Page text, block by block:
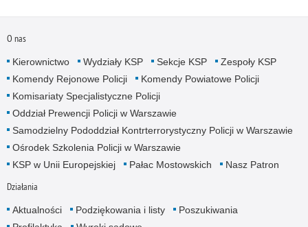
O nas
Kierownictwo Wydziały KSP Sekcje KSP
Zespoły KSP
Komendy Rejonowe Policji
Komendy Powiatowe Policji
Komisariaty Specjalistyczne Policji
Oddział Prewencji Policji w Warszawie
Samodzielny Pododdział Kontrterrorystyczny Policji w Warszawie
Ośrodek Szkolenia Policji w Warszawie
KSP w Unii Europejskiej
Pałac Mostowskich Nasz Patron
Działania
Aktualności Podziękowania i listy
Poszukiwania